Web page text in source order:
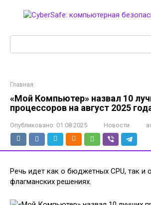
Главная
«Мой Компьютер» назвал 10
процессоров на август 2025
Опубликовано: 01.08.2025 Новости
Речь идет как о бюджетных CPU, так и
флагманских решениях.